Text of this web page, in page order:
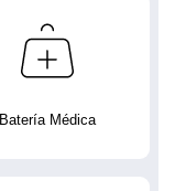
Batería Médica